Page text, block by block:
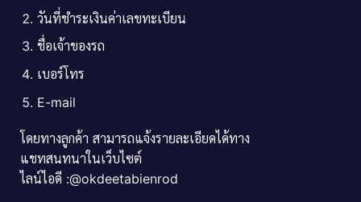
วันที่ชำระเงินค่าเลขทะเบียน
ชื่อเจ้าของรถ
เบอร์โทร
E-mail
โดยทางลูกค้า สามารถแจ้งรายละเอียดได้ทาง
แชทสนทนาในเว็บไซต์
ไลน์ไอดี :@okdeetabienrod